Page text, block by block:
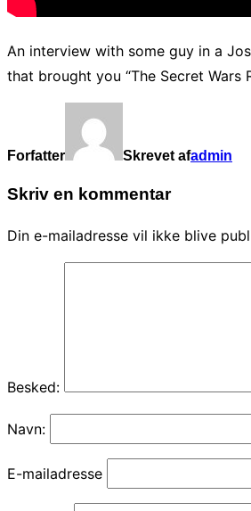
An interview with some guy in a
that brought you “The Secret Wars
Forfatter Skrevet afadmin
Skriv en kommentar
Din e-mailadresse vil ikke blive
Besked:
Navn:
E-mailadresse